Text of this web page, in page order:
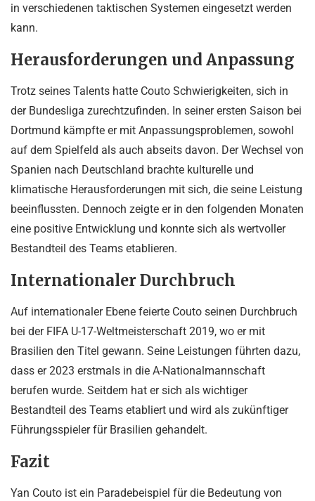
in verschiedenen taktischen Systemen eingesetzt werden
kann.
Herausforderungen und Anpassung
Trotz seines Talents hatte Couto Schwierigkeiten, sich in
der Bundesliga zurechtzufinden. In seiner ersten Saison bei
Dortmund kämpfte er mit Anpassungsproblemen, sowohl
auf dem Spielfeld als auch abseits davon. Der Wechsel von
Spanien nach Deutschland brachte kulturelle und
klimatische Herausforderungen mit sich, die seine Leistung
beeinflussten. Dennoch zeigte er in den folgenden Monaten
eine positive Entwicklung und konnte sich als wertvoller
Bestandteil des Teams etablieren.
Internationaler Durchbruch
Auf internationaler Ebene feierte Couto seinen Durchbruch
bei der FIFA U-17-Weltmeisterschaft 2019, wo er mit
Brasilien den Titel gewann. Seine Leistungen führten dazu,
dass er 2023 erstmals in die A-Nationalmannschaft
berufen wurde. Seitdem hat er sich als wichtiger
Bestandteil des Teams etabliert und wird als zukünftiger
Führungsspieler für Brasilien gehandelt.
Fazit
Yan Couto ist ein Paradebeispiel für die Bedeutung von